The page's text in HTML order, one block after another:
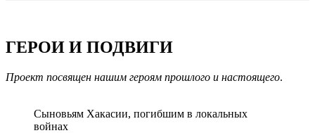
ГЕРОИ И ПОДВИГИ
Проект посвящен нашим героям прошлого и настоящего.
Сыновьям Хакасии, погибшим в локальных
войнах